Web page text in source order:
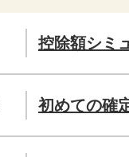
控除額シミ
初めての確